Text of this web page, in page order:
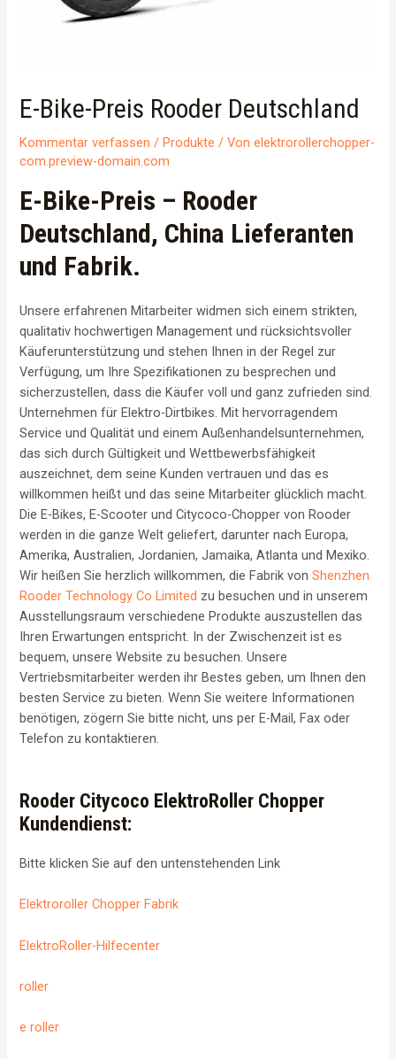
E-Bike-Preis Rooder Deutschland
Kommentar verfassen /Produkte / Vonelektrorollerchopper-
com.preview-domain.com
E-Bike-Preis – Rooder
Deutschland, China Lieferanten
und Fabrik.
Unsere erfahrenen Mitarbeiter widmen sich einem strikten,
qualitativ hochwertigen Management und rücksichtsvoller
Käuferunterstützung und stehen Ihnen in der Regel zur
Verfügung, um Ihre Spezifikationen zu besprechen und
sicherzustellen, dass die Käufer voll und ganz zufrieden sind.
Unternehmen für Elektro-Dirtbikes. Mit hervorragendem
Service und Qualität und einem Außenhandelsunternehmen,
das sich durch Gültigkeit und Wettbewerbsfähigkeit
auszeichnet, dem seine Kunden vertrauen und das es
willkommen heißt und das seine Mitarbeiter glücklich macht.
Die E-Bikes, E-Scooter und Citycoco-Chopper von Rooder
werden in die ganze Welt geliefert, darunter nach Europa,
Amerika, Australien, Jordanien, Jamaika, Atlanta und Mexiko.
Wir heißen Sie herzlich willkommen, die Fabrik vonShenzhen
Rooder Technology Co Limited zu besuchen und in unserem
Ausstellungsraum verschiedene Produkte auszustellen das
Ihren Erwartungen entspricht. In der Zwischenzeit ist es
bequem, unsere Website zu besuchen. Unsere
Vertriebsmitarbeiter werden ihr Bestes geben, um Ihnen den
besten Service zu bieten. Wenn Sie weitere Informationen
benötigen, zögern Sie bitte nicht, uns per E-Mail, Fax oder
Telefon zu kontaktieren.
Rooder Citycoco ElektroRoller Chopper
Kundendienst:
Bitte klicken Sie auf den untenstehenden Link
Elektroroller Chopper Fabrik
ElektroRoller-Hilfecenter
roller
e roller